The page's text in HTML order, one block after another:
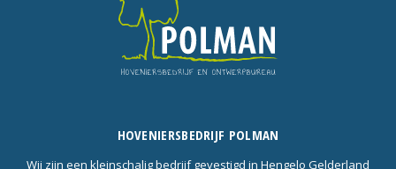
HOVENIERSBEDRIJF POLMAN
Wij zijn een kleinschalig bedrijf gevestigd in Hengelo Gelderland